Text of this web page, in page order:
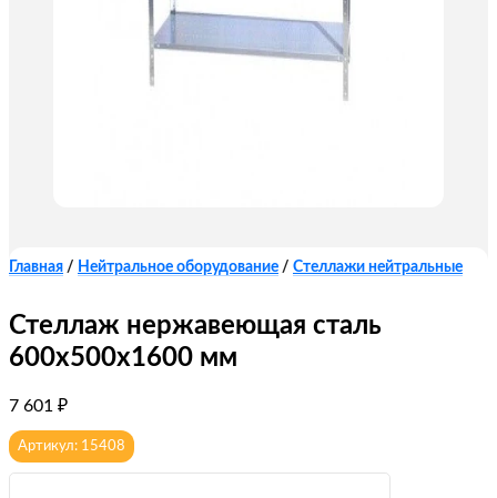
Главная / Нейтральное оборудование / Стеллажи нейтральные
Стеллаж нержавеющая сталь
600х500х1600 мм
7 601 ₽
Артикул: 15408